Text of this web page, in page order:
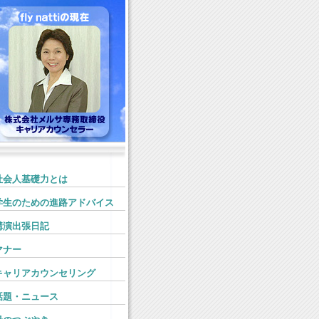
会人基礎力とは
生のための進路アドバイス
演出張日記
ナー
ャリアカウンセリング
題・ニュース